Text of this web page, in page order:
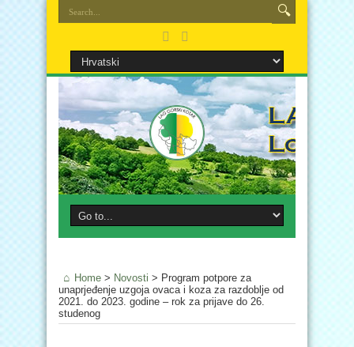
Home > Novosti > Program potpore za
unaprjeđenje uzgoja ovaca i koza za razdoblje od
2021. do 2023. godine – rok za prijave do 26.
studenog